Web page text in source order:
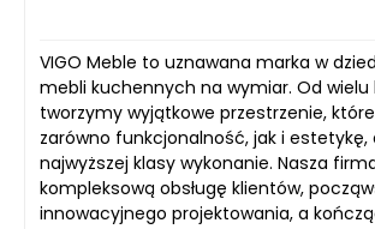
VIGO Meble to uznawana marka w
mebli kuchennych na wymiar. Od wielu
tworzymy wyjątkowe przestrzenie,
zarówno funkcjonalność, jak i estetykę,
najwyższej klasy wykonanie. Nasza
kompleksową obsługę klientów,
innowacyjnego projektowania, a